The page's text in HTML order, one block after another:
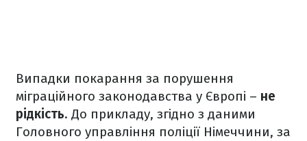
Випадки покарання за порушення
міграційного законодавства у Європі – не
рідкість. До прикладу, згідно з даними
Головного управління поліції Німеччини, за